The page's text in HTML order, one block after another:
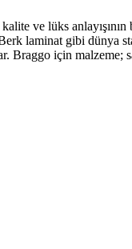
ve lüks
laminat gibi dünya
için malzeme;